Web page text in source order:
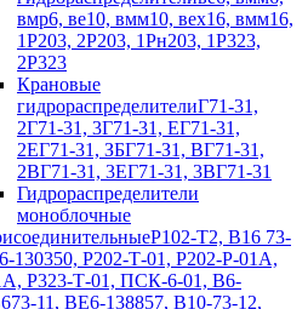
вмр6, ве10, вмм10, вех16, вмм16,
1Р203, 2Р203, 1Рн203, 1Р323,
2Р323
Крановые
гидрораспределителиГ71-31,
2Г71-31, 3Г71-31, ЕГ71-31,
2ЕГ71-31, ЗБГ71-З1, ВГ71-31,
2ВГ71-31, 3EГ71-31, 3BГ71-31
Гидрораспределители
моноблочные
Р102-Т2, В16 73-
130350, Р202-Т-01, Р202-Р-01А,
Р323-Т-01, ПСК-6-01, В6-
11, ВЕ6-138857, В10-73-12,